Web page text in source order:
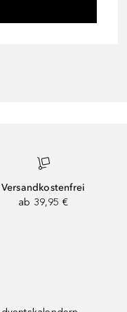
Versandkostenfrei
ab 39,95 €